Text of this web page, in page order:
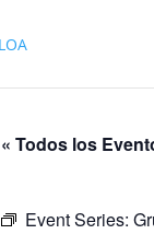
« Todos los
Event Series: